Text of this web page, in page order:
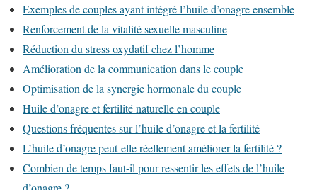
Exemples de couples ayant intégré l’huile d’onagre ensemble
Renforcement de la vitalité sexuelle masculine
Réduction du stress oxydatif chez l’homme
Amélioration de la communication dans le couple
Optimisation de la synergie hormonale du couple
Huile d’onagre et fertilité naturelle en couple
Questions fréquentes sur l’huile d’onagre et la fertilité
L’huile d’onagre peut-elle réellement améliorer la fertilité ?
Combien de temps faut-il pour ressentir les effets de l’huile